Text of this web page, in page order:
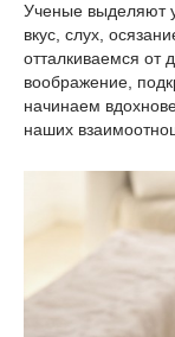
Ученые выделяют
вкус, слух,
отталкиваемся от
воображение,
начинаем
наших